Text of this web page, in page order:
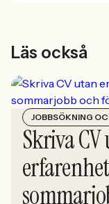
Läs också
JOBBSÖKNING
Skriva